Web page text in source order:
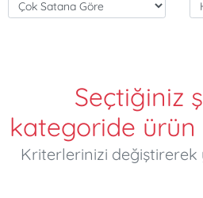
Seçtiğiniz
kategoride ürün
Kriterlerinizi değiştirerek